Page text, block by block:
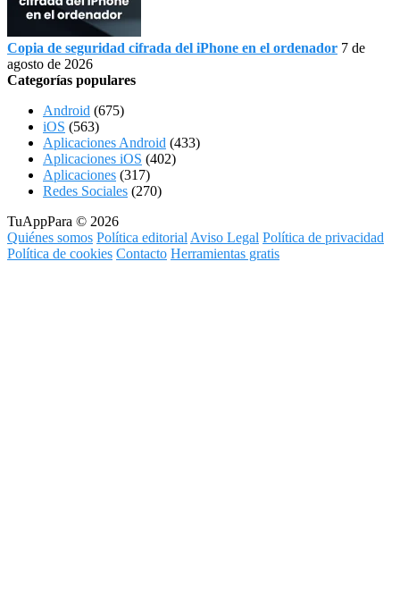
Copia de seguridad cifrada del iPhone en el ordenador 7 de
agosto de 2026
Categorías populares
Android (675)
iOS (563)
Aplicaciones Android (433)
Aplicaciones iOS (402)
Aplicaciones (317)
Redes Sociales (270)
TuAppPara © 2026
Quiénes somos Política editorial Aviso Legal Política de privacidad
Política de cookies Contacto Herramientas gratis